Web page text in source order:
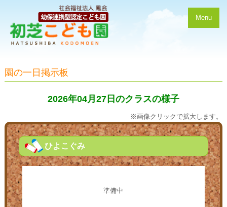
Menu
園の一日掲示板
2026年04月27日のクラスの様子
※画像クリックで拡大します。
ひよこぐみ
準備中